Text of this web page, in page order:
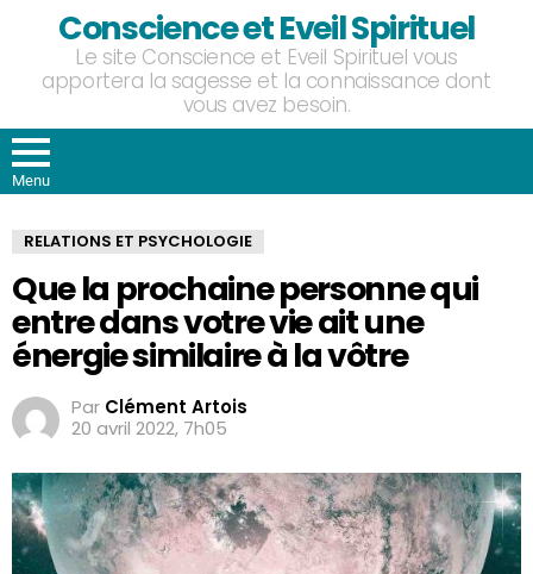
Conscience et Eveil Spirituel
Le site Conscience et Eveil Spirituel vous
apportera la sagesse et la connaissance dont
vous avez besoin.
Menu
RELATIONS ET PSYCHOLOGIE
Que la prochaine personne qui
entre dans votre vie ait une
énergie similaire à la vôtre
Par Clément Artois
20 avril 2022, 7h05